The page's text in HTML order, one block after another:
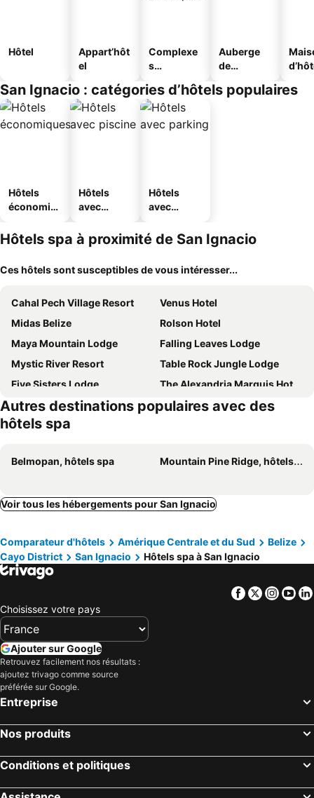
Hôtel
Appart’hôt
el
Complexe
s
s
Auberge
de
San Ignacio : catégories d’hôtels populaires
Hôtels
économiq
Hôtels
avec
Hôtels
avec
Hôtels spa à proximité de San Ignacio
Ces hôtels sont susceptibles de vous intéresser...
Cahal Pech Village Resort
Venus Hotel
Midas Belize
Rolson Hotel
Maya Mountain Lodge
Falling Leaves Lodge
Mystic River Resort
Table Rock Jungle Lodge
Five Sisters Lodge
The Alexandria Marquis Hotel and Resort
Blancaneaux Lodge
Autres destinations populaires avec des
hôtels spa
Belmopan, hôtels spa Mountain Pine Ridge, hôtels spa
Voir tous les hébergements pour San Ignacio
Comparateur d'hôtels Amérique Centrale et du Sud
Belize
Cayo District
San Ignacio Hôtels spa à San Ignacio
Facebook
Twitter
Choisissez votre pays
Ajouter sur Google
Retrouvez facilement nos résultats :
ajoutez trivago comme source
préférée sur Google.
Entreprise
Nos produits
Conditions et politiques